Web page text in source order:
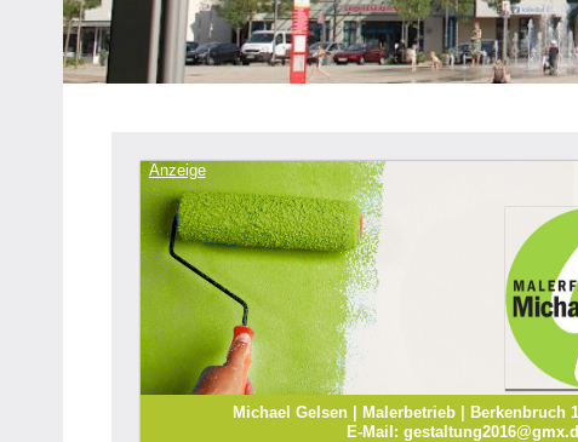
Heipke,
Leopoldshöhe,
Anzeige
Michael Gelsen | Malerbetrieb | Berkenbruch
E-Mail: